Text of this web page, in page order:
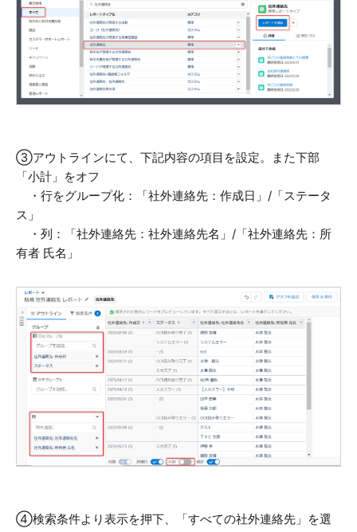
③アウトラインにて、下記内容の項目を設定。また下部
「小計」をオフ
・行をグループ化：「社外連絡先：作成日」/「ステータ
ス」
・列：「社外連絡先：社外連絡先名」/「社外連絡先：所
有者 氏名」
④検索条件より表示を押下、「すべての社外連絡先」を選